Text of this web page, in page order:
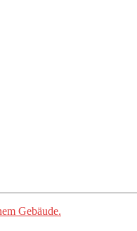
Gebäude.